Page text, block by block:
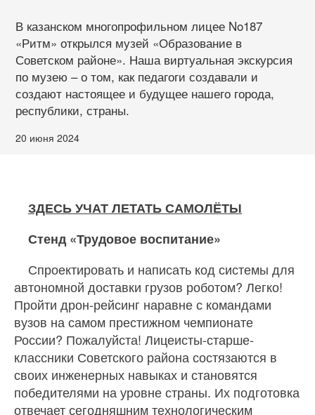
В казанском многопрофильном лицее No187
«Ритм» открылся музей «Образование в
Советском районе». Наша виртуальная экскурсия
по музею – о том, как педагоги создавали и
создают настоящее и будущее нашего города,
республики, страны.
20 июня 2024
ЗДЕСЬ УЧАТ ЛЕТАТЬ САМОЛЁТЫ
Стенд «Трудовое воспитание»
Спроектировать и написать код системы для
автономной доставки грузов роботом? Легко!
Пройти дрон-рейсинг наравне с командами
вузов на самом престижном чемпионате
России? Пожалуйста! Лицеисты-старше-
классники Советского района состязаются в
своих инженерных навыках и становятся
победителями на уровне страны. Их подготовка
отвечает сегодняшним технологическим